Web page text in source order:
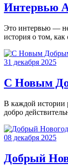
Интервью
Это интервью —
история о том, как
31 декабря 2025
С Новым
В каждой истории
добро
08 декабря 2025
Добрый